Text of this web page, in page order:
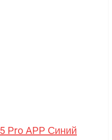
Pro APP Синий